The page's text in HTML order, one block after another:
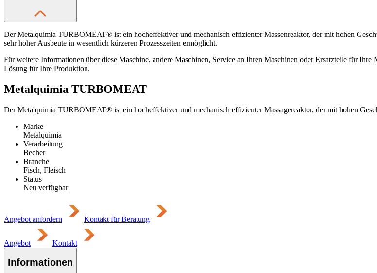
Der Metalquimia TURBOMEAT® ist ein hocheffektiver und mechanisch effizienter Massenreaktor, der mit hohen
sehr hoher Ausbeute in wesentlich kürzeren Prozesszeiten ermöglicht.
Für weitere Informationen über diese Maschine, andere Maschinen, Service an Ihren Maschinen oder Ersatzteile für Ihre
Lösung für Ihre Produktion.
Metalquimia TURBOMEAT
Der Metalquimia TURBOMEAT® ist ein hocheffektiver und mechanisch effizienter Massagereaktor, der mit hohen
Marke
Metalquimia
Verarbeitung
Becher
Branche
Fisch, Fleisch
Status
Neu verfügbar
Angebot anfordern Kontakt für Beratung
Angebot Kontakt
Informationen